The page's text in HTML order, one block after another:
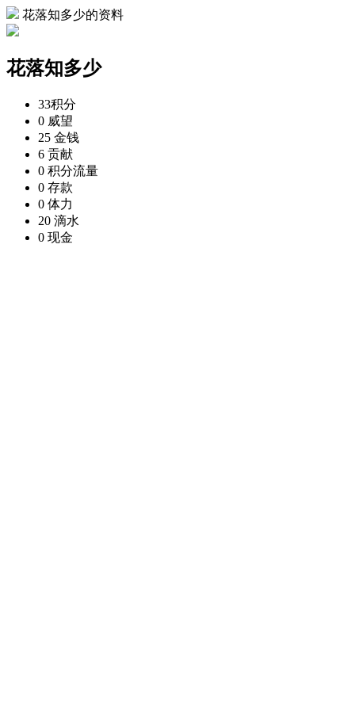
花落知多少的资料
花落知多少
33积分
0 威望
25 金钱
6 贡献
0 积分流量
0 存款
0 体力
20 滴水
0 现金